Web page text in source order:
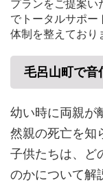
プランをご提案い
でトータルサポー
体制を整えており
毛呂山町で音
幼い時に両親が
然親の死亡を知
子供たちは、ど
のかについて解